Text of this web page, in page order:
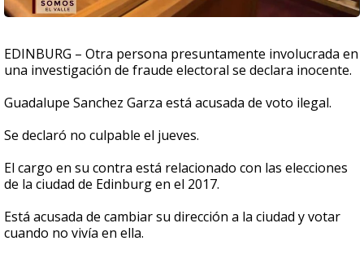
EDINBURG – Otra persona presuntamente involucrada en
una investigación de fraude electoral se declara inocente.
Guadalupe Sanchez Garza está acusada de voto ilegal.
Se declaró no culpable el jueves.
El cargo en su contra está relacionado con las elecciones
de la ciudad de Edinburg en el 2017.
Está acusada de cambiar su dirección a la ciudad y votar
cuando no vivía en ella.